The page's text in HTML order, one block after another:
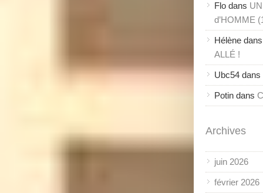
Flo dans
d’HOMME
Hélène
ALLÉ !
Ubc54 dans
Potin dans
Archives
juin 2026
février 2026